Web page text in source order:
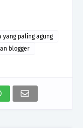
yang paling agung
blogger